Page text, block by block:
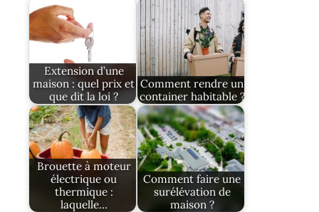
Extension d’une
maison : quel prix et
que dit la loi ?
Comment rendre un
container habitable ?
Brouette à moteur
électrique ou
thermique :
laquelle…
Comment faire une
surélévation de
maison ?